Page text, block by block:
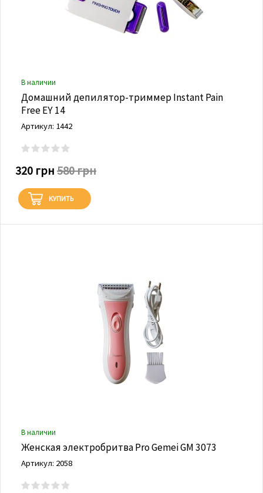
В наличии
Домашний депилятор-триммер Instant Pain
Free EY 14
Артикул: 1442
320 грн 580 грн
КУПИТЬ
В наличии
Женская электробритва Pro Gemei GM 3073
Артикул: 2058